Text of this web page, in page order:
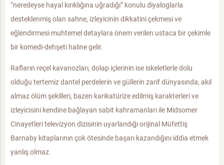
“neredeyse hayal kırıklığına uğradığı” konulu diyaloglarla
desteklenmiş olan sahne, izleyicinin dikkatini çekmesi ve
eğlendirmesi muhtemel detaylara önem verilen ustaca bir çekimle
bir komedi-dehşeti haline gelir.
Rafların reçel kavanozları, dolap içlerinin ise iskeletlerle dolu
olduğu tertemiz dantel perdelerin ve güllerin zarif dünyasında, akıl
almaz ölüm şekilleri, bazen karikatürize edilmiş karakterleri ve
izleyicisini kendine bağlayan sabit kahramanları ile Midsomer
Cinayetleri televizyon dizisinin uyarlandığı orijinal Müfettiş
Barnaby kitaplarının çok ötesinde başarı kazandığını iddia etmek
yanlış olmaz.